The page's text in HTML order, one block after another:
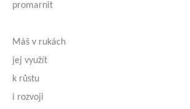
promarnit
Máš v rukách
jej využít
k růstu
i rozvoji